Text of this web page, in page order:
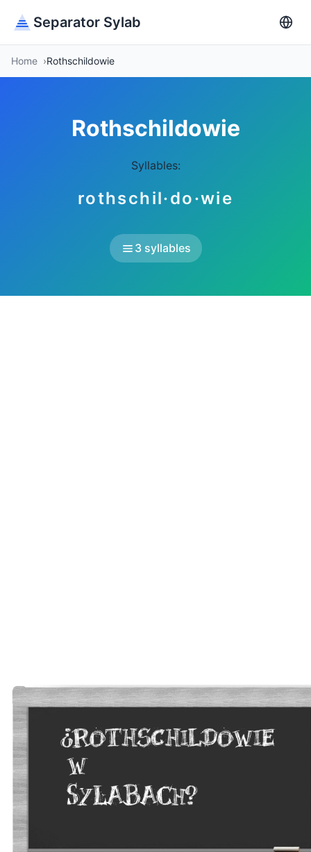
Separator Sylab
Home Rothschildowie
Rothschildowie
Syllables:
rothschil·do·wie
3 syllables